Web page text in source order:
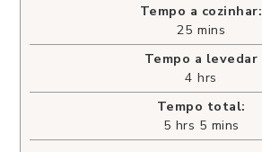
Tempo a cozinhar:
25 mins
Tempo a levedar
4 hrs
Tempo total:
5 hrs 5 mins